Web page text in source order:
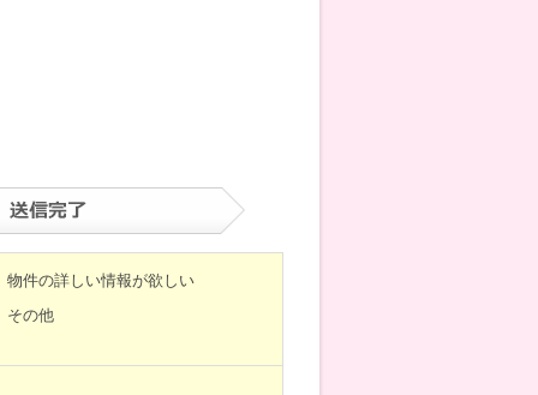
物件の詳しい情報が欲しい
その他